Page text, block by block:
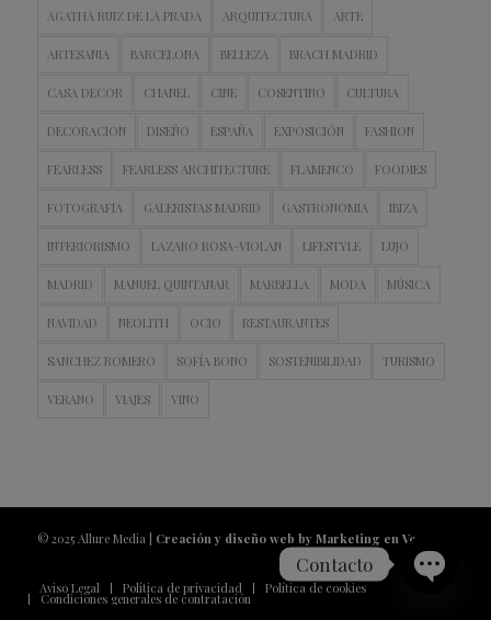
AGATHA RUIZ DE LA PRADA ARQUITECTURA ARTE
ARTESANIA BARCELONA BELLEZA BRACH MADRID
CASA DECOR CHANEL CINE COSENTINO CULTURA
DECORACION DISEÑO ESPAÑA EXPOSICIÓN FASHION
FEARLESS FEARLESS ARCHITECTURE FLAMENCO FOODIES
FOTOGRAFIA GALERISTAS MADRID GASTRONOMIA IBIZA
INTERIORISMO LAZARO ROSA-VIOLAN LIFESTYLE LUJO
MADRID MANUEL QUINTANAR MARBELLA MODA MÚSICA
NAVIDAD NEOLITH OCIO RESTAURANTES
SANCHEZ ROMERO SOFÍA BONO SOSTENIBILIDAD TURISMO
VERANO VIAJES VINO
© 2025 Allure Media | Creación y diseño web by Marketing en Vena
Aviso Legal Política de privacidad Política de cookies
Condiciones generales de contratación
Contacto